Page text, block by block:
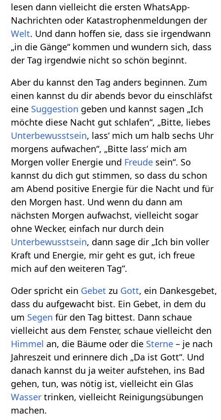
lesen dann vielleicht die ersten WhatsApp-
Nachrichten oder Katastrophenmeldungen der
Welt. Und dann hoffen sie, dass sie irgendwann
„in die Gänge“ kommen und wundern sich, dass
der Tag irgendwie nicht so schön beginnt.
Aber du kannst den Tag anders beginnen. Zum
einen kannst du dir abends bevor du einschläfst
eine Suggestion geben und kannst sagen „Ich
möchte diese Nacht gut schlafen“, „Bitte, liebes
Unterbewusstsein, lass‘ mich um halb sechs Uhr
morgens aufwachen“, „Bitte lass‘ mich am
Morgen voller Energie und Freude sein“. So
kannst du dich gut stimmen, so dass du schon
am Abend positive Energie für die Nacht und für
den Morgen hast. Und wenn du dann am
nächsten Morgen aufwachst, vielleicht sogar
ohne Wecker, einfach nur durch dein
Unterbewusstsein, dann sage dir „Ich bin voller
Kraft und Energie, mir geht es gut, ich freue
mich auf den weiteren Tag“.
Oder spricht ein Gebet zu Gott, ein Dankesgebet,
dass du aufgewacht bist. Ein Gebet, in dem du
um Segen für den Tag bittest. Dann schaue
vielleicht aus dem Fenster, schaue vielleicht den
Himmel an, die Bäume oder die Sterne – je nach
Jahreszeit und erinnere dich „Da ist Gott“. Und
danach kannst du ja weiter aufstehen, ins Bad
gehen, tun, was nötig ist, vielleicht ein Glas
Wasser trinken, vielleicht Reinigungsübungen
machen.